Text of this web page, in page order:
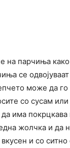
на парчиња
се
може да
со сусам
да има
жолчка и да
и со